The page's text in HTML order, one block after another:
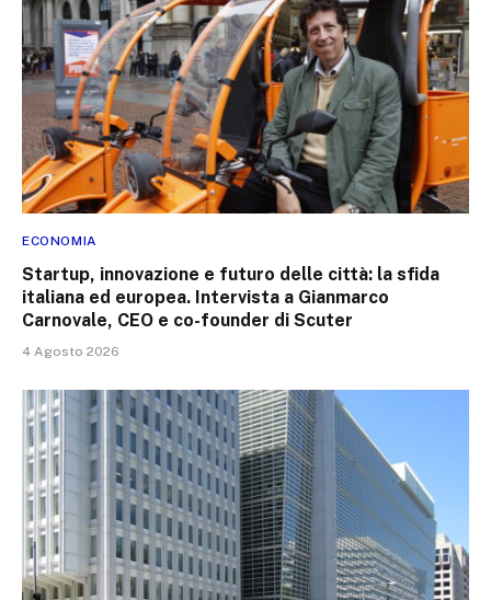
ECONOMIA
Startup, innovazione e futuro delle città: la sfida
italiana ed europea. Intervista a Gianmarco
Carnovale, CEO e co-founder di Scuter
4 Agosto 2026